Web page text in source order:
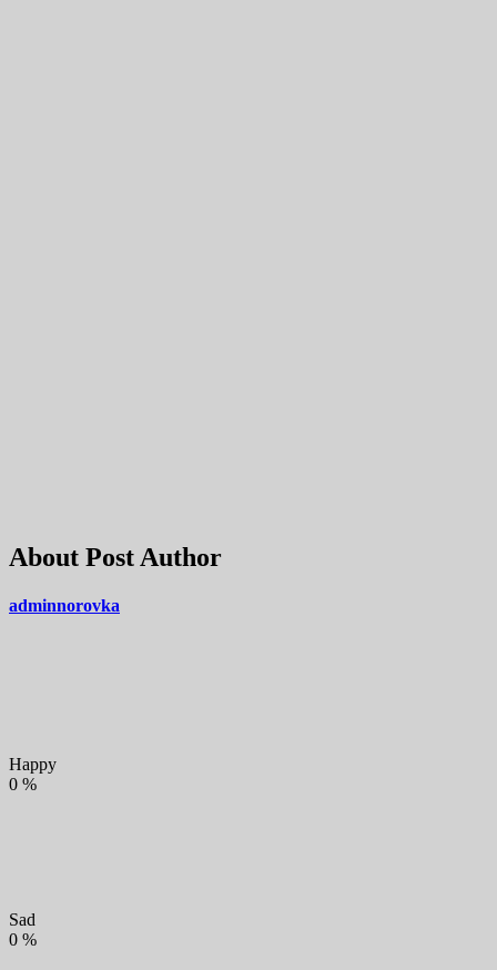
About Post Author
adminnorovka
Happy
0 %
Sad
0 %